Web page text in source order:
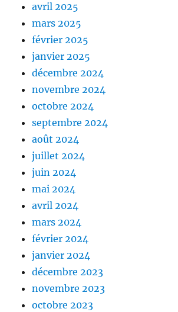
avril 2025
mars 2025
février 2025
janvier 2025
décembre 2024
novembre 2024
octobre 2024
septembre 2024
août 2024
juillet 2024
juin 2024
mai 2024
avril 2024
mars 2024
février 2024
janvier 2024
décembre 2023
novembre 2023
octobre 2023